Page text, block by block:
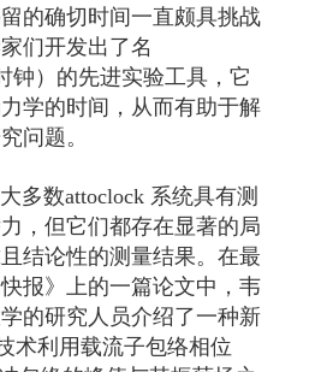
的确切时间一直颇具挑战
们开发出了名
钟 ） 的先进实验工具，它
学的时间，从而有助于解
问题。
多数attoclock 系统具有测
，但它们都存在显著的局
结论性的测量结果。 在最
报》上的一篇论文中，韦
的研究人员介绍了一种新
术利用载流子包络相位